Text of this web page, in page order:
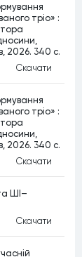
тріо» :
2026. 340 c.
Скачати
тріо» :
2026. 340 c.
Скачати
ШІ–
Скачати